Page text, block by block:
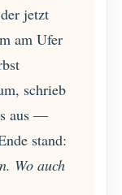
jetzt
am Ufer
schrieb
aus —
stand:
Wo auch